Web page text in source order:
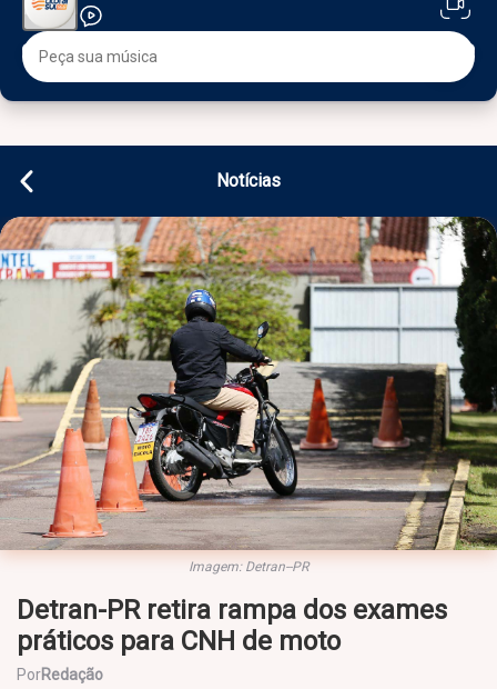
Notícias
Imagem: Detran--PR
Detran-PR retira rampa dos exames
práticos para CNH de moto
PorRedação